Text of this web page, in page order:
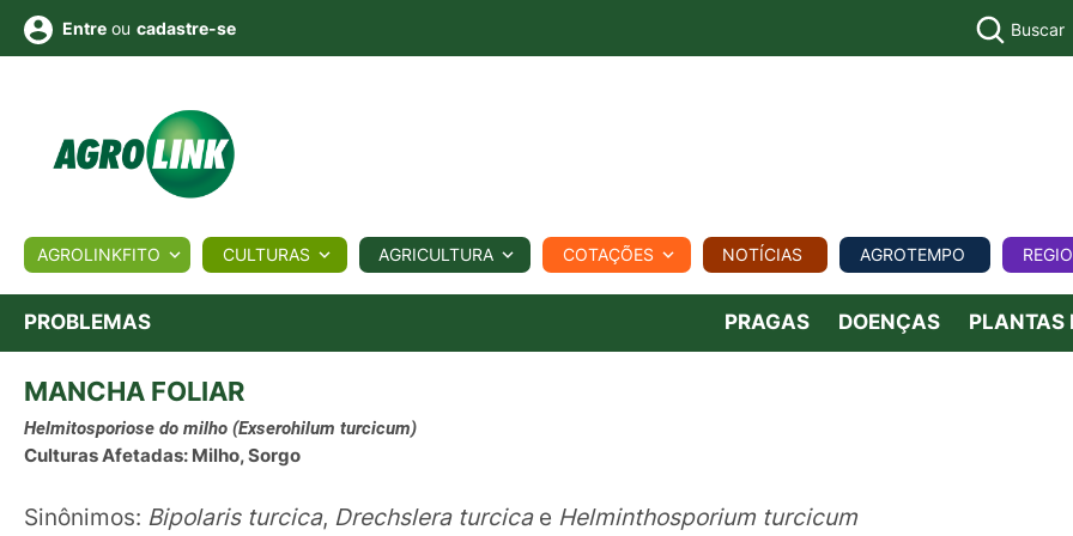
BIOLÓGICOS COTAÇÕES NOTÍCIAS AGROTEMPO REGIONAL COMERCIAL AGROVIAGENS
Conversor Colunistas
Vídeos
Entre ou cadastre-se Buscar
AGROLINKFITO CULTURAS AGRICULTURA COTAÇÕES NOTÍCIAS AGROTEMPO
PROBLEMAS PRAGAS DOENÇAS PLANTAS
MANCHA FOLIAR
Helmitosporiose do milho (Exserohilum turcicum)
Culturas Afetadas: Milho, Sorgo
Sinônimos: Bipolaris turcica, Drechslera turcica e Helminthosporium turcicum